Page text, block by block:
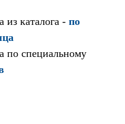
из каталога - по
по специальному